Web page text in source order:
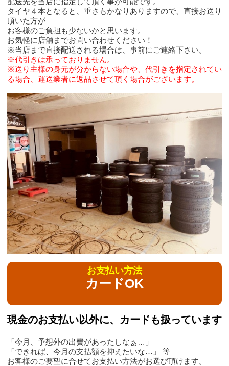
タイヤ４本となると、重さもかなりありますので、直接お送り
頂いた方が
お客様のご負担も少ないかと思います。
お気軽に店舗までお問い合わせください！
※当店まで直接配送される場合は、事前にご連絡下さい。
※代引きは承っておりません。
※送り主様の身元が分からない場合や、代引きを指定されてい
る場合、運送業者に返品させて頂く場合がございます。
お支払い方法
カードOK
現金のお支払い以外に、カードも扱っています
「今月、予想外の出費があったしなぁ…」
「できれば、今月の支払額を抑えたいな…」 等
お客様のご要望に合せてお支払い方法がお選び頂けます。